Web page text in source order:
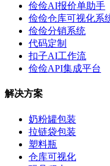
俭俭AI报价单助手
俭俭仓库可视化系
俭俭分销系统
代码定制
扣子AI工作流
俭俭API集成平台
解决方案
奶粉罐包装
拉链袋包装
塑料瓶
仓库可视化